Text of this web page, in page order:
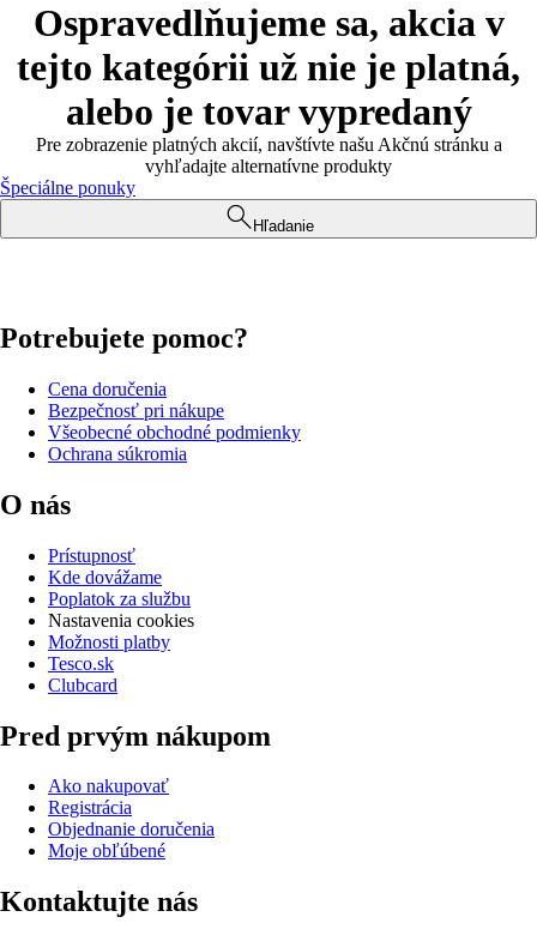
Ospravedlňujeme sa, akcia v
tejto kategórii už nie je platná,
alebo je tovar vypredaný
Pre zobrazenie platných akcií, navštívte našu Akčnú stránku a
vyhľadajte alternatívne produkty
Špeciálne ponuky
Hľadanie
Potrebujete pomoc?
Cena doručenia
Bezpečnosť pri nákupe
Všeobecné obchodné podmienky
Ochrana súkromia
O nás
Prístupnosť
Kde dovážame
Poplatok za službu
Nastavenia cookies
Možnosti platby
Tesco.sk
Clubcard
Pred prvým nákupom
Ako nakupovať
Registrácia
Objednanie doručenia
Moje obľúbené
Kontaktujte nás